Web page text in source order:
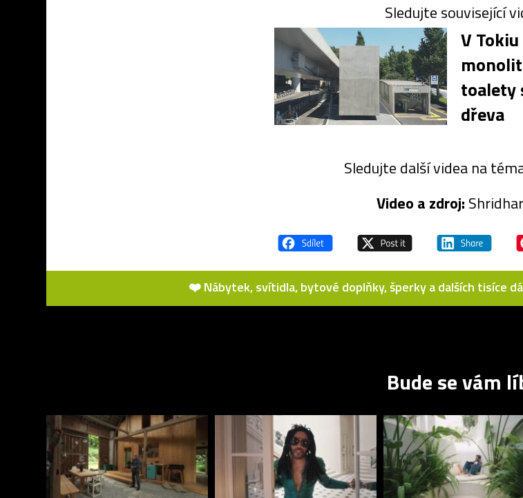
Sledujte související
V
toalety
dřeva
Sledujte další videa na
Video a zdroj:
❤️ Nábytek, svítidla, bytové doplňky, šperky a dalších tisíce
Bude se vám